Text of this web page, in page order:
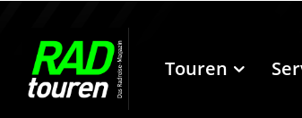
Touren